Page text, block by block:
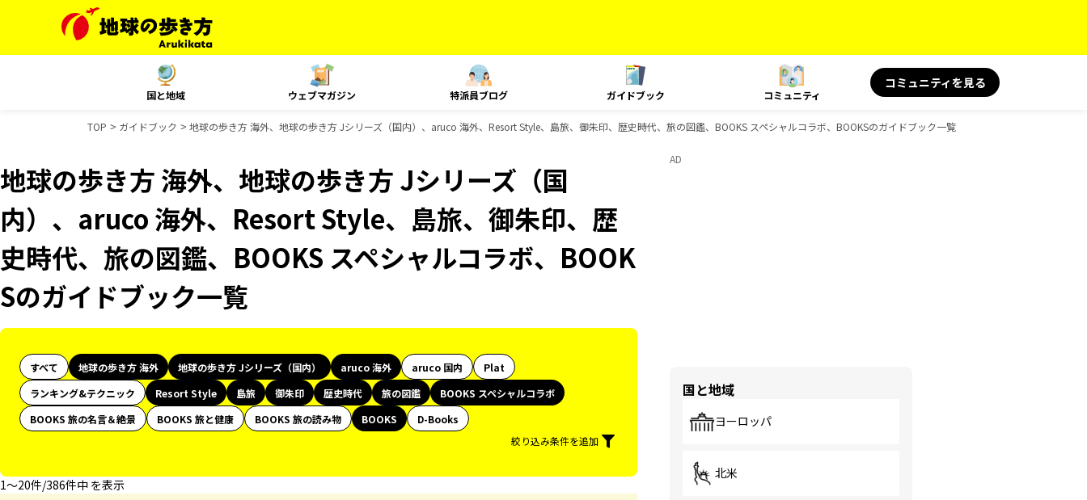
国と地域 ウェブマガジン 特派員ブログ ガイドブック コミュニティ
コミュニティを見る
TOP ガイドブック 地球の歩き方 海外、地球の歩き方 Jシリーズ（国内）、aruco 海外、Resort Style、島旅、御朱印、歴史時代、旅の図鑑、BOOKS スペシャルコラボ、BOOKSのガイドブック一覧
地球の歩き方 海外、地球の歩き方 Jシリーズ（国
内）、aruco 海外、Resort Style、島旅、御朱印、歴
史時代、旅の図鑑、BOOKS スペシャルコラボ、BOOK
Sのガイドブック一覧
すべて 地球の歩き方 海外 地球の歩き方 Jシリーズ（国内） aruco 海外 aruco 国内
Plat
ランキング&テクニック
Resort Style 島旅 御朱印 歴史時代 旅の図鑑
BOOKS スペシャルコラボ
BOOKS 旅の名言＆絶景
BOOKS 旅と健康 BOOKS 旅の読み物 BOOKS
D-Books
絞り込み条件を追加
1〜20件/386件中 を表示
AD
国と地域
ヨーロッパ
北米